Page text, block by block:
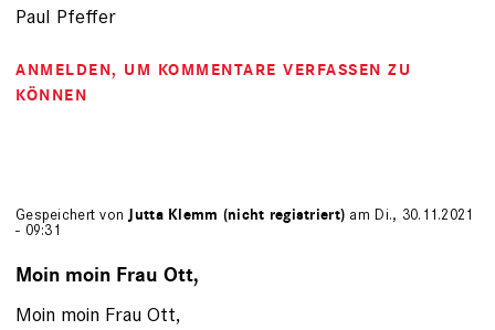
Paul Pfeffer
ANMELDEN, UM KOMMENTARE VERFASSEN ZU
KÖNNEN
Gespeichert von Jutta Klemm (nicht registriert) am Di., 30.11.2021
- 09:31
Moin moin Frau Ott,
Moin moin Frau Ott,